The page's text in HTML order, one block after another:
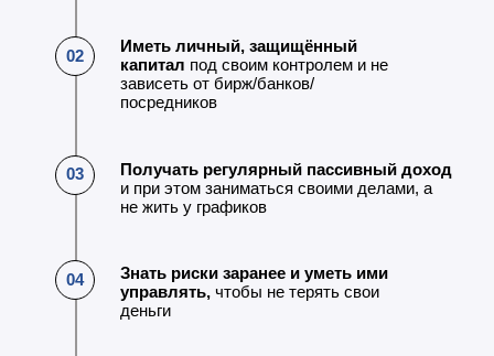
Знать риски заранее и уметь ими
управлять, чтобы не терять свои
деньги
Иметь личный, защищённый
капитал под своим контролем и не
зависеть от бирж/банков/
посредников
Получать регулярный пассивный доход
и при этом заниматься своими делами, а
не жить у графиков
04
02
03